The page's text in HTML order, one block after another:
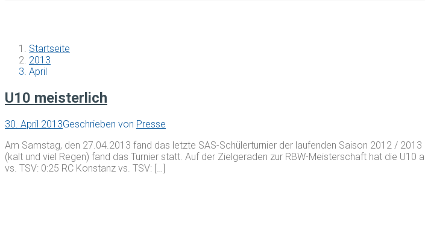
Startseite
2013
April
U10 meisterlich
30. April 2013Geschrieben von Presse
Am Samstag, den 27.04.2013 fand das letzte SAS-Schülerturnier der laufenden Saison 2012 /
(kalt und viel Regen) fand das Turnier statt. Auf der Zielgeraden zur RBW-Meisterschaft hat die U10
vs. TSV: 0:25 RC Konstanz vs. TSV: […]